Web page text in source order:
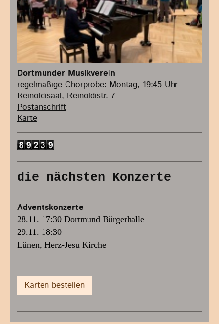
Dortmunder Musikverein
regelmäßige Chorprobe: Montag, 19:45 Uhr
Reinoldisaal, Reinoldistr. 7
Postanschrift
Karte
die nächsten Konzerte
Adventskonzerte
28.11. 17:30 Dortmund Bürgerhalle
29.11. 18:30
Lünen, Herz-Jesu Kirche
Karten bestellen